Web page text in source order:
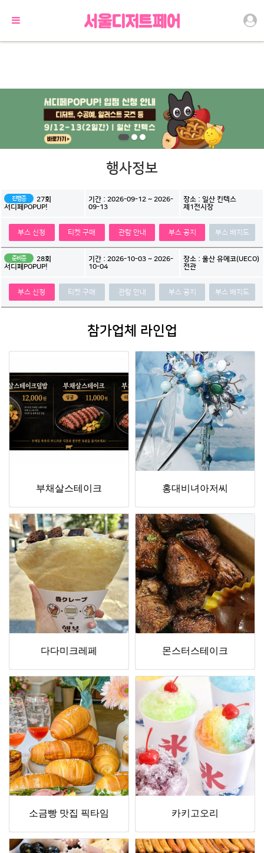
행사정보
진행중
27회
서디페POPUP!
기간 : 2026-09-12 ~ 2026-
09-13
장소 : 일산 킨텍스
제1전시장
부스 신청 티켓 구매 관람 안내 부스 공지 부스 배치도
준비중
28회
서디페POPUP!
기간 : 2026-10-03 ~ 2026-
10-04
장소 : 울산 유에코(UECO)
전관
부스 신청 티켓 구매 관람 안내 부스 공지 부스 배치도
참가업체 라인업
부채살스테이크 홍대비녀아저씨
다다미크레페 몬스터스테이크
소금빵 맛집 픽타임 카키고오리